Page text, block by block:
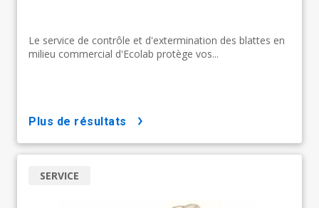
Le service de contrôle et d'extermination des blattes en
milieu commercial d'Ecolab protège vos...
plus de résultats
SERVICE